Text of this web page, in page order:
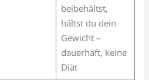
beibehältst,
hältst du dein
Gewicht –
dauerhaft, keine
Diät